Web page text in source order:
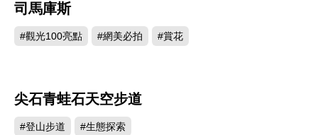
司馬庫斯
#觀光100亮點 #網美必拍 #賞花
尖石青蛙石天空步道
#登山步道 #生態探索